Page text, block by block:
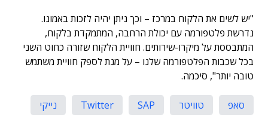
"יש לשים את הלקוח במרכז – וכך ניתן יהיה לזכות באמונו.
נדרשת פלטפורמה עם יכולת הרחבה, המתמקדת בלקוח,
המתבססת על מיקרו-שירותים. חוויית הלקוח שזורה כחוט השני
בכל שכבות הפלטפורמה שלנו – על מנת לספק חוויית משתמש
טובה יותר", סיכמה.
סאפ טוויטר SAP
Twitter
נייקי